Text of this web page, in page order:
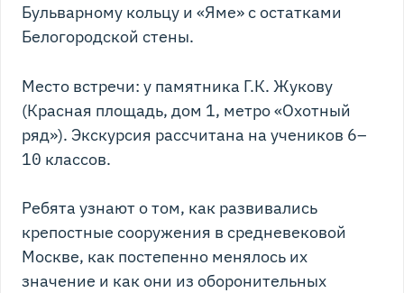
Бульварному кольцу и «Яме» с остатками
Белогородской стены.
Место встречи: у памятника Г.К. Жукову
(Красная площадь, дом 1, метро «Охотный
ряд»). Экскурсия рассчитана на учеников 6–
10 классов.
Ребята узнают о том, как развивались
крепостные сооружения в средневековой
Москве, как постепенно менялось их
значение и как они из оборонительных